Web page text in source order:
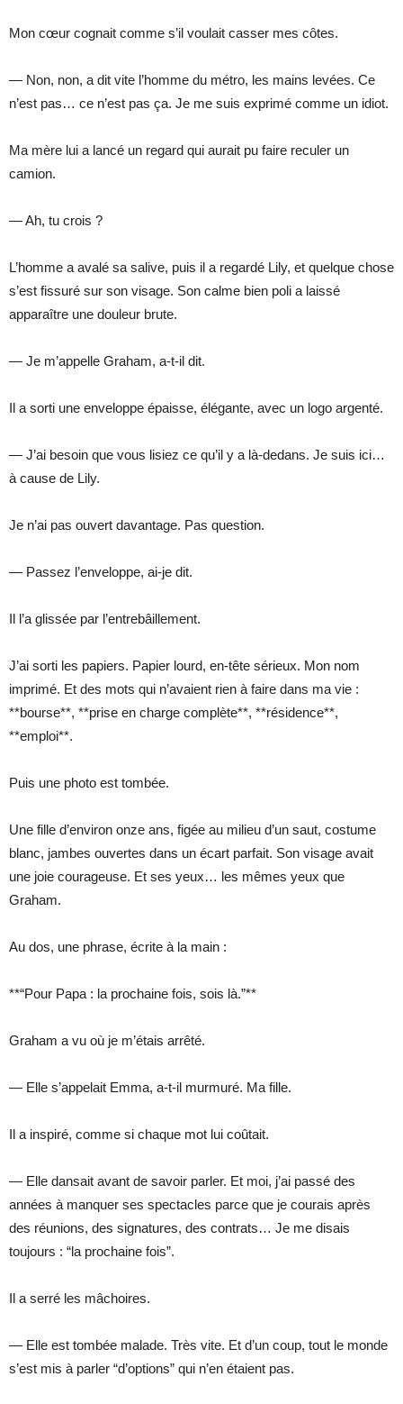
Mon cœur cognait comme s’il voulait casser mes côtes.
— Non, non, a dit vite l’homme du métro, les mains levées. Ce
n’est pas… ce n’est pas ça. Je me suis exprimé comme un idiot.
Ma mère lui a lancé un regard qui aurait pu faire reculer un
camion.
— Ah, tu crois ?
L’homme a avalé sa salive, puis il a regardé Lily, et quelque chose
s’est fissuré sur son visage. Son calme bien poli a laissé
apparaître une douleur brute.
— Je m’appelle Graham, a-t-il dit.
Il a sorti une enveloppe épaisse, élégante, avec un logo argenté.
— J’ai besoin que vous lisiez ce qu’il y a là-dedans. Je suis ici…
à cause de Lily.
Je n’ai pas ouvert davantage. Pas question.
— Passez l’enveloppe, ai-je dit.
Il l’a glissée par l’entrebâillement.
J’ai sorti les papiers. Papier lourd, en-tête sérieux. Mon nom
imprimé. Et des mots qui n’avaient rien à faire dans ma vie :
**bourse**, **prise en charge complète**, **résidence**,
**emploi**.
Puis une photo est tombée.
Une fille d’environ onze ans, figée au milieu d’un saut, costume
blanc, jambes ouvertes dans un écart parfait. Son visage avait
une joie courageuse. Et ses yeux… les mêmes yeux que
Graham.
Au dos, une phrase, écrite à la main :
**“Pour Papa : la prochaine fois, sois là.”**
Graham a vu où je m’étais arrêté.
— Elle s’appelait Emma, a-t-il murmuré. Ma fille.
Il a inspiré, comme si chaque mot lui coûtait.
— Elle dansait avant de savoir parler. Et moi, j’ai passé des
années à manquer ses spectacles parce que je courais après
des réunions, des signatures, des contrats… Je me disais
toujours : “la prochaine fois”.
Il a serré les mâchoires.
— Elle est tombée malade. Très vite. Et d’un coup, tout le monde
s’est mis à parler “d’options” qui n’en étaient pas.